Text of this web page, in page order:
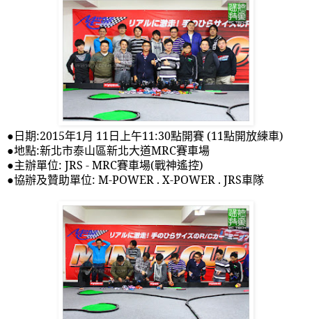
●日期:2015年1月 11日上午11:30點開賽 (11點開放練車)
●地點:新北市泰山區新北大道MRC賽車場
●主辦單位: JRS - MRC賽車場(戰神遙控)
●協辦及贊助單位: M-POWER . X-POWER . JRS車隊